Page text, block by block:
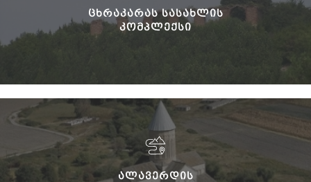
ᲪᲮᲠᲐᲙᲐᲠᲐᲡ ᲡᲐᲡᲐᲮᲚᲘᲡ
ᲙᲝᲛᲞᲚᲔᲥᲡᲘ
ᲐᲚᲐᲕᲔᲠᲓᲘᲡ